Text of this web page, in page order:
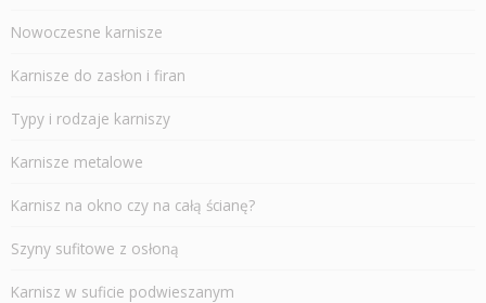
Nowoczesne karnisze
Karnisze do zasłon i firan
Typy i rodzaje karniszy
Karnisze metalowe
Karnisz na okno czy na całą ścianę?
Szyny sufitowe z osłoną
Karnisz w suficie podwieszanym